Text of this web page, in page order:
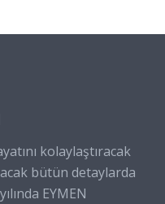
kolaylaştıracak
bütün detaylarda
EYMEN